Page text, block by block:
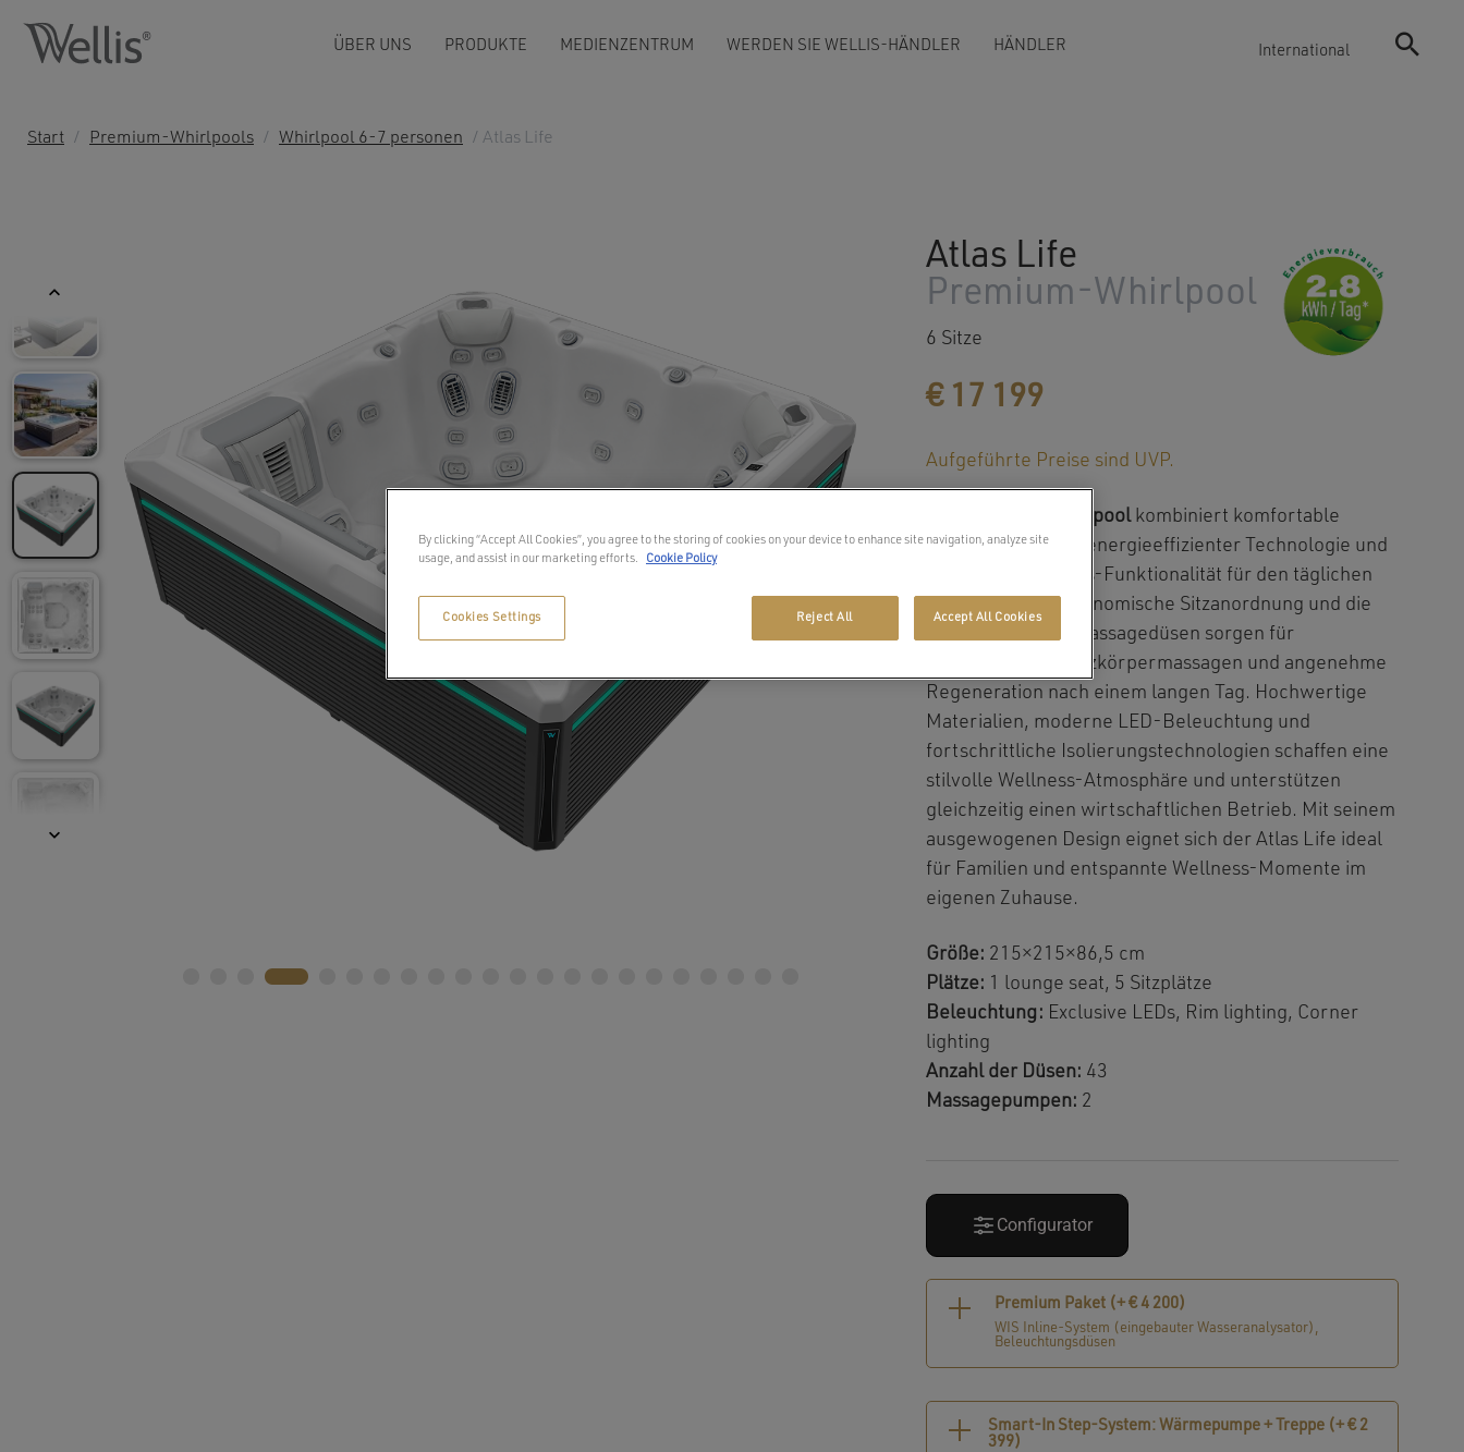
ÜBER UNS PRODUKTE MEDIENZENTRUM WERDEN SIE WELLIS-HÄNDLER HÄNDLER International
Start / Premium-Whirlpools / Whirlpool 6-7 personen / Atlas Life
Atlas Life
Premium-Whirlpool
6 Sitze
€17 199
Aufgeführte Preise sind UVP.
Atlas Life Whirlpoolkombiniert komfortable
Hydrotherapie mit energieeffizienter Technologie und
moderner Wellness-Funktionalität für den täglichen
Gebrauch. Die ergonomische Sitzanordnung und die
leistungsstarken Massagedüsen sorgen für
entspannende Ganzkörpermassagen und angenehme
Regeneration nach einem langen Tag. Hochwertige
Materialien, moderne LED-Beleuchtung und
fortschrittliche Isolierungstechnologien schaffen eine
stilvolle Wellness-Atmosphäre und unterstützen
gleichzeitig einen wirtschaftlichen Betrieb. Mit seinem
ausgewogenen Design eignet sich der Atlas Life ideal
für Familien und entspannte Wellness-Momente im
eigenen Zuhause.
Größe: 215×215×86,5 cm
Plätze: 1 lounge seat, 5 Sitzplätze
Beleuchtung: Exclusive LEDs, Rim lighting, Corner
lighting
Anzahl der Düsen: 43
Massagepumpen: 2
Configurator
Premium Paket (+ €4 200)
WIS Inline-System (eingebauter Wasseranalysator),
Beleuchtungsdüsen
Smart-In Step-System: Wärmepumpe + Treppe (+€2
399)
By clicking “Accept All Cookies”, you agree to the storing of cookies on your device to enhance site navigation, analyze site
usage, and assist in our marketing efforts.
Cookie Policy
Reject All Accept All Cookies
Cookies Settings